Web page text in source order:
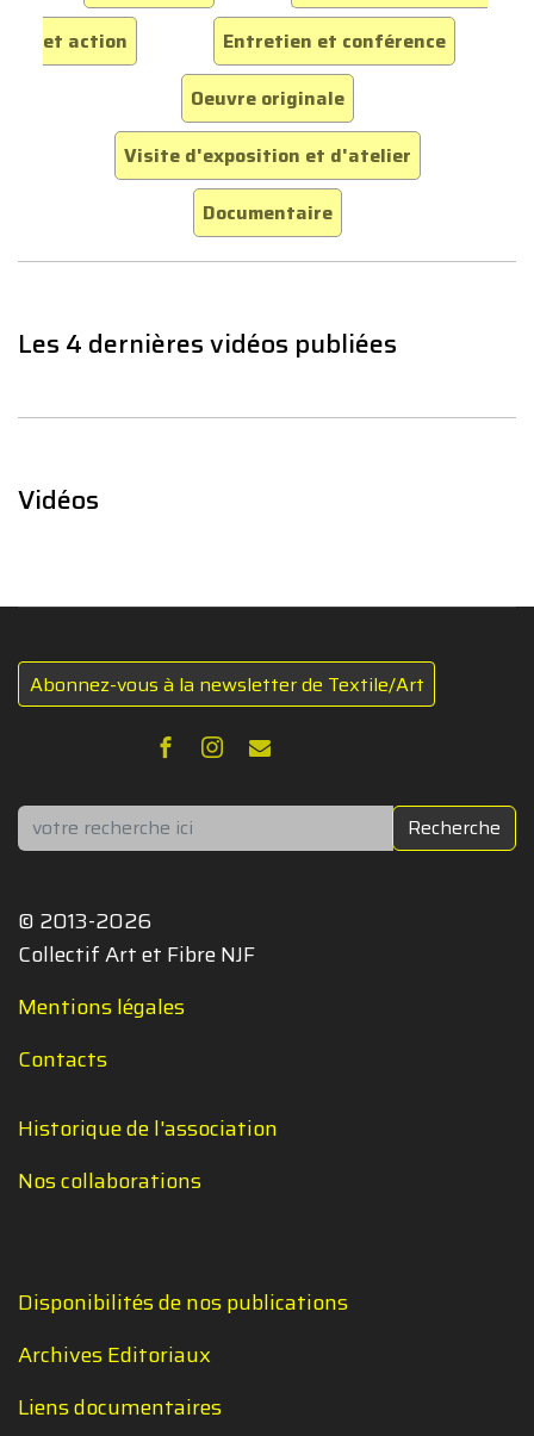
et action
Entretien et conférence
Oeuvre originale
Visite d'exposition et d'atelier
Documentaire
Les 4 dernières vidéos publiées
Vidéos
Abonnez-vous à la newsletter de Textile/Art
Rechercher Recherche
© 2013-2026
Collectif Art et Fibre NJF
Mentions légales
Contacts
Historique de l'association
Nos collaborations
Disponibilités de nos publications
Archives Editoriaux
Liens documentaires